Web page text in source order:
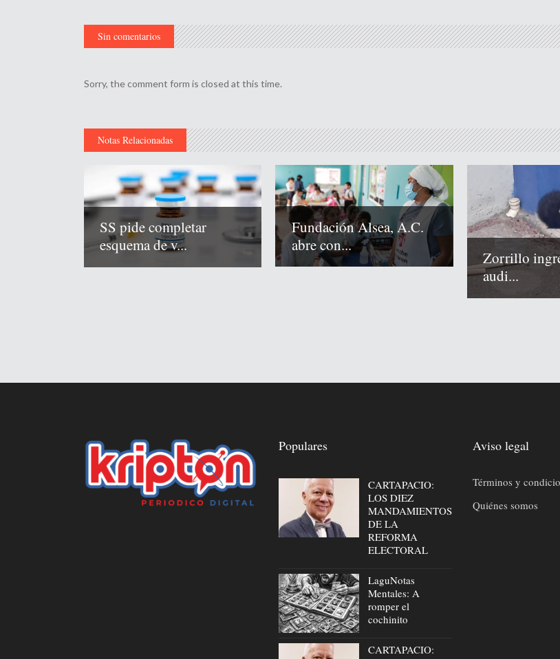
Sin comentarios
Sorry, the comment form is closed at this time.
Notas Relacionadas
SS pide completar
esquema de v...
Fundación Alsea, A.C.
abre con...
Zorrillo
audi...
Populares
CARTAPACIO:
LOS DIEZ
MANDAMIENTOS
DE LA
REFORMA
ELECTORAL
LaguNotas
Mentales: A
romper el
cochinito
CARTAPACIO:
Aviso legal
Términos y
Quiénes somos